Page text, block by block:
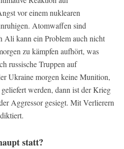
vor einem nuklearen
Atomwaffen sind
Ali kann ein Problem auch nicht
zu kämpfen aufhört, was
russische Truppen auf
Ukraine morgen keine Munition,
werden, dann ist der Krieg
Aggressor gesiegt. Mit Verlierern
statt?